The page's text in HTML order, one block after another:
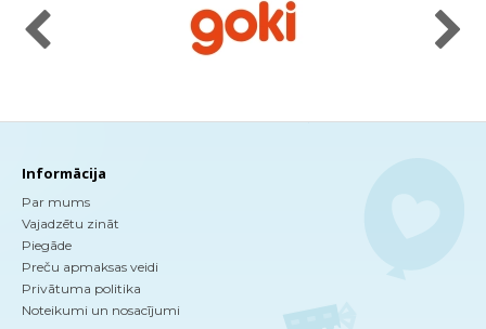
Informācija
Par mums
Vajadzētu zināt
Piegāde
Preču apmaksas veidi
Privātuma politika
Noteikumi un nosacījumi